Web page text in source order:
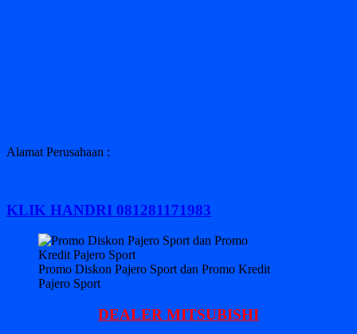
Alamat Perusahaan :
KLIK HANDRI 081281171983
Promo Diskon Pajero Sport dan Promo Kredit
Pajero Sport
DEALER MITSUBISHI